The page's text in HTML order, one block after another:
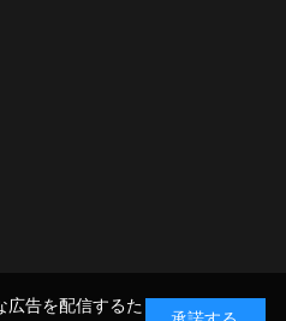
広告を配信するた